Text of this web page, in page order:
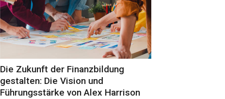
Die Zukunft der Finanzbildung
gestalten: Die Vision und
Führungsstärke von Alex Harrison